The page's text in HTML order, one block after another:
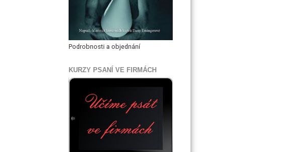
Podrobnosti a objednání
KURZY PSANÍ VE FIRMÁCH